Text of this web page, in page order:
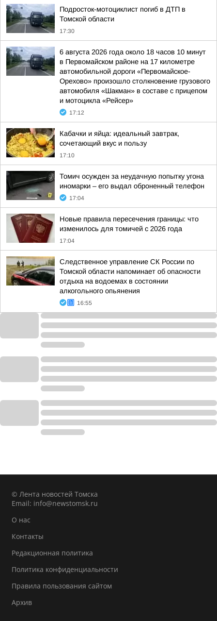
Подросток-мотоциклист погиб в ДТП в
Томской области
17:30
6 августа 2026 года около 18 часов 10 минут
в Первомайском районе на 17 километре
автомобильной дороги «Первомайское-
Орехово» произошло столкновение грузового
автомобиля «Шакман» в составе с прицепом
и мотоцикла «Рейсер»
17:12
Кабачки и яйца: идеальный завтрак,
сочетающий вкус и пользу
17:10
Томич осужден за неудачную попытку угона
иномарки – его выдал оброненный телефон
17:04
Новые правила пересечения границы: что
изменилось для томичей с 2026 года
17:04
Следственное управление СК России по
Томской области напоминает об опасности
отдыха на водоемах в состоянии
алкогольного опьянения
16:55
© Лента новостей Томска
Email: info@newstomsk.ru
О нас
Контакты
Редакционная политика
Политика конфиденциальности
Правила пользования сайтом
Архив